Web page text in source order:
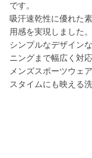
です。
吸汗速乾性に優れた
用感を実現しました。
シンプルなデザイン
ニングまで幅広く対応
メンズスポーツウェ
スタイムにも映える